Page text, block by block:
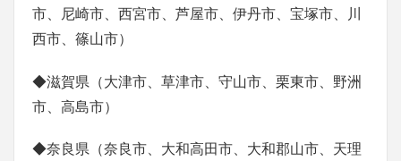
市、尼崎市、西宮市、芦屋市、伊丹市、宝塚市、川
西市、篠山市）
◆滋賀県（大津市、草津市、守山市、栗東市、野洲
市、高島市）
◆奈良県（奈良市、大和高田市、大和郡山市、天理